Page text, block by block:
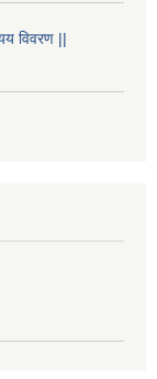
विवरण ||